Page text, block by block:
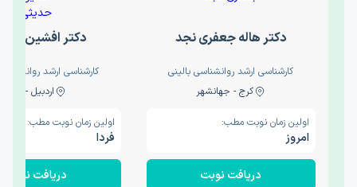
دکتر هاله جعفری نجد
کارشناسی ارشد روانشناسی بالینی
کرج - جهانشهر
اولین زمان نوبت مطب:
امروز
دریافت نوبت
دکتر افشین
کارشناسی ارشد
اردبیل - والی
اولین زمان نوبت مطب:
فردا
دریافت نوبت